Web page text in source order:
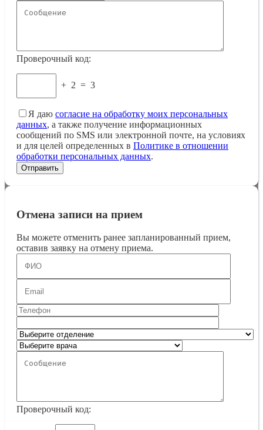
Проверочный код:
+ 2 = 3
Я даю согласие на обработку моих персональных
данных, а также получение информационных
сообщений по SMS или электронной почте, на условиях
и для целей определенных в Политике в отношении
обработки персональных данных.
Отмена записи на прием
Вы можете отменить ранее запланированный прием,
оставив заявку на отмену приема.
Проверочный код: